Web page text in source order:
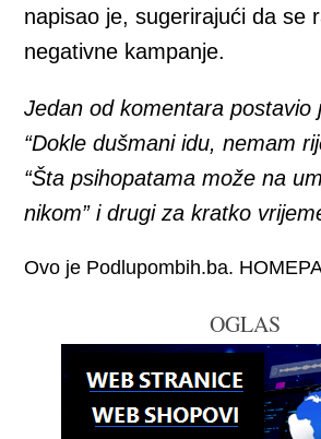
napisao je, sugerirajući da se
negativne kampanje.
Jedan od komentara postavio
“Dokle dušmani idu, nemam
“Šta psihopatama može na
nikom” i drugi za kratko
Ovo je Podlupombih.ba.
OGLAS